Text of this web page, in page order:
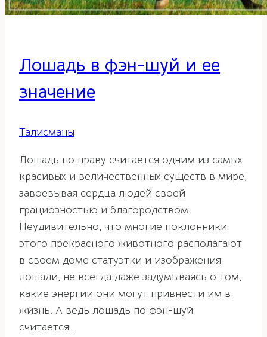
Лошадь в фэн-шуй и ее
значение
Талисманы
Лошадь по праву считается одним из самых
красивых и величественных существ в мире,
завоевывая сердца людей своей
грациозностью и благородством.
Неудивительно, что многие поклонники
этого прекрасного животного располагают
в своем доме статуэтки и изображения
лошади, не всегда даже задумываясь о том,
какие энергии они могут привнести им в
жизнь. А ведь лошадь по фэн-шуй
считается…